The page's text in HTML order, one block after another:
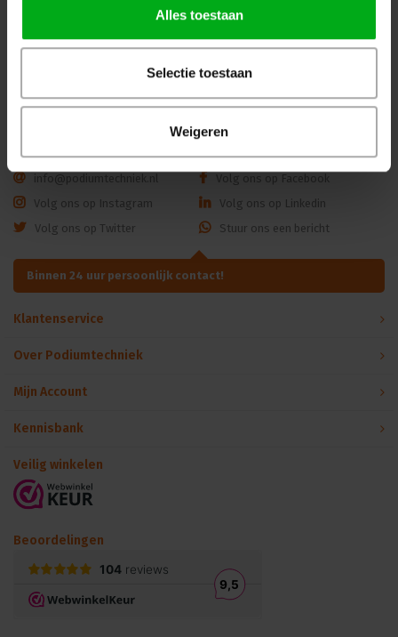
Alles toestaan
Selectie toestaan
Weigeren
Login voor prijzen
CMY | 29dB(A) | 18 gobo's
|4.4° - 60° | 18kg | CRI ≥92 -
≥70
Login voor prijzen
Dé specialist podiumtechniek; van schets naar uitvoering
Zaandam
+ 31 85 40 15 92 9
info@podiumtechniek.nl
Volg ons op Facebook
Volg ons op Instagram
Volg ons op Linkedin
Volg ons op Twitter
Stuur ons een bericht
Binnen 24 uur persoonlijk contact!
Klantenservice
Over Podiumtechniek
Mijn Account
Kennisbank
Veilig winkelen
Beoordelingen